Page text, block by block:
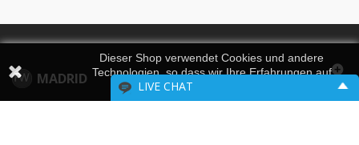
Dieser Shop verwendet Cookies und andere
Technologien, so dass wir Ihre Erfahrungen auf
unseren Seiten verbessern können.
LIVE CHAT
MADRID